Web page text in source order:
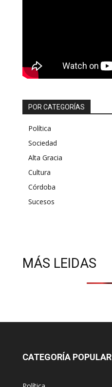
POR CATEGORÍAS
Política
Sociedad
Alta Gracia
Cultura
Córdoba
Sucesos
MÁS LEIDAS
CATEGORÍA POPULAR